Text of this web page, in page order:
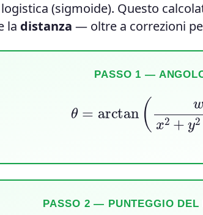
(sigmoide). Questo
la distanza — oltre a correzioni
PASSO 1 —
w +y2
PASSO 2 — PUNTEGGIO DEL